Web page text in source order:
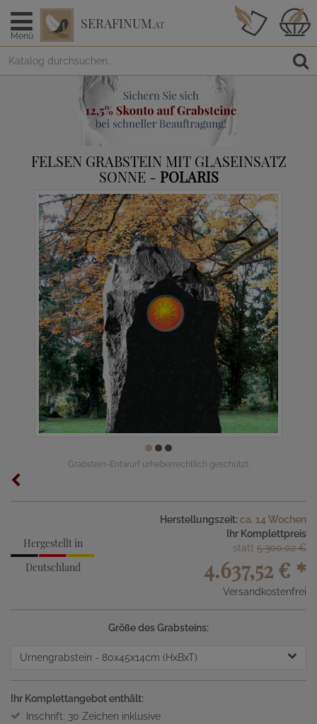
Menü
SERAFINUM.AT
FELSEN GRABSTEIN MIT GLASEINSATZ
SONNE - POLARIS
Grabstein-Entwurf urheberrechtlich geschützt.
Hergestellt in
Deutschland
Herstellungszeit: ca. 14 Wochen
Ihr Komplettpreis
statt 5.300,02 €
4.637,52 € *
Versandkostenfrei
Größe des Grabsteins:
Urnengrabstein - 80x45x14cm (HxBxT)
Ihr Komplettangebot enthält:
Inschrift: 30 Zeichen inklusive